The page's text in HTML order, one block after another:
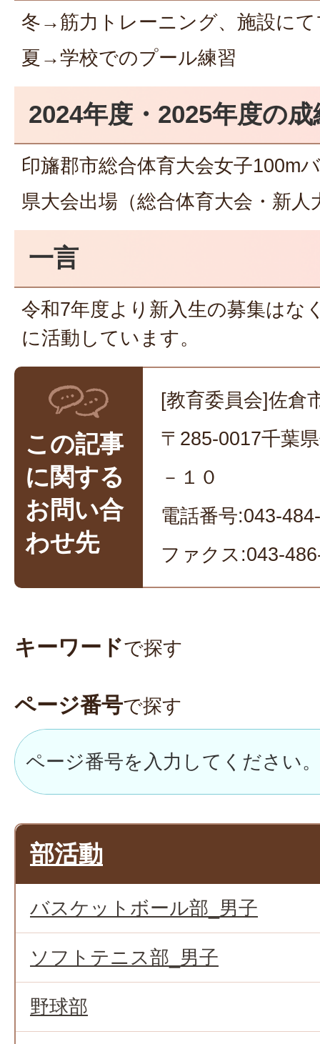
冬→筋力トレーニング、施設にて
夏→学校でのプール練習
2024年度・2025年度の成
印旛郡市総合体育大会女子100m
県大会出場（総合体育大会・新人
一言
令和7年度より新入生の募集はな
に活動しています。
この記事
に関する
お問い合
わせ先
[教育委員会]佐倉
〒285-0017千葉
－１０
電話番号:043-
ファクス:043-
キーワードで探す
ページ番号で探す
部活動
バスケットボール部_男子
ソフトテニス部_男子
野球部